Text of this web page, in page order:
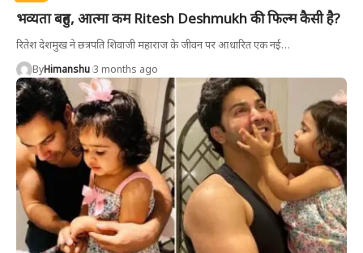
भव्यता बहुत, आत्मा कम Ritesh Deshmukh की फिल्म कैसी है?
रितेश देशमुख ने छत्रपति शिवाजी महाराज के जीवन पर आधारित एक नई…
ByHimanshu 3 months ago